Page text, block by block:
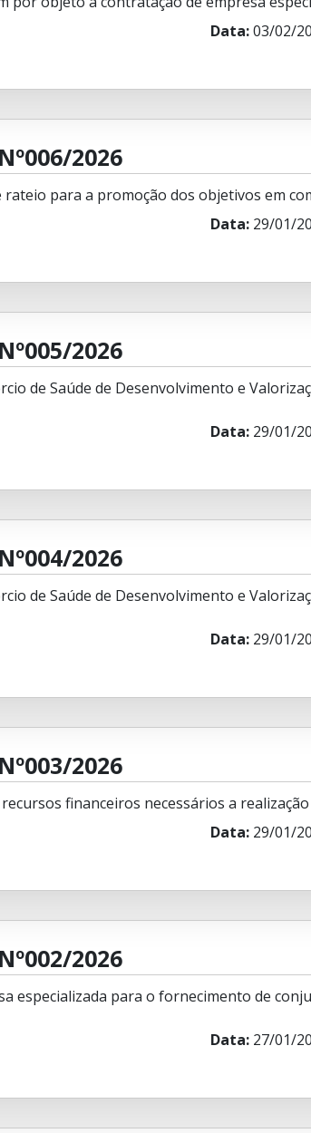
Data:03/02/
2026
rateio para a promoção dos objetivos em
Data: 29/01/
2026
de Saúde de Desenvolvimento e
Data: 29/01/
2026
de Saúde de Desenvolvimento e
Data: 29/01/
2026
financeiros necessários a realização
Data: 29/01/
2026
especializada para o fornecimento de
Data: 27/01/